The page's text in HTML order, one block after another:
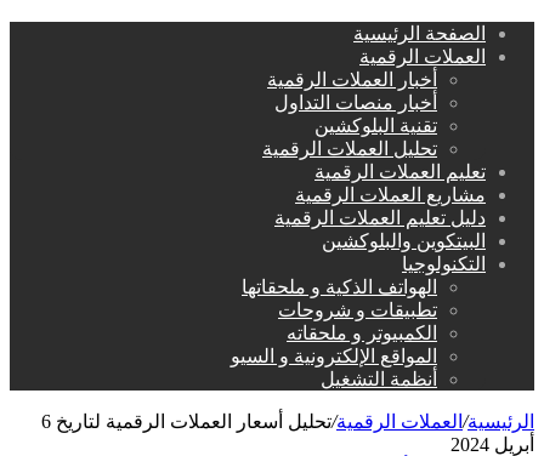
الصفحة الرئيسية
العملات الرقمية
أخبار العملات الرقمية
أخبار منصات التداول
تقنية البلوكشين
تحليل العملات الرقمية
تعليم العملات الرقمية
مشاريع العملات الرقمية
دليل تعليم العملات الرقمية
البيتكوين والبلوكشين
التكنولوجيا
الهواتف الذكية و ملحقاتها
تطبيقات و شروحات
الكمبيوتر و ملحقاته
المواقع الإلكترونية و السيو
أنظمة التشغيل
الرئيسية/ العملات الرقمية/
تحليل أسعار العملات الرقمية لتاريخ 6
أبريل 2024